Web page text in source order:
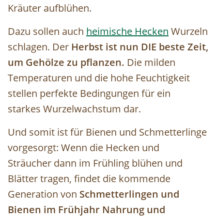
Kräuter aufblühen.
Dazu sollen auch heimische Hecken Wurzeln
schlagen. Der Herbst ist nun DIE beste Zeit,
um Gehölze zu pflanzen. Die milden
Temperaturen und die hohe Feuchtigkeit
stellen perfekte Bedingungen für ein
starkes Wurzelwachstum dar.
Und somit ist für Bienen und Schmetterlinge
vorgesorgt: Wenn die Hecken und
Sträucher dann im Frühling blühen und
Blätter tragen, findet die kommende
Generation von Schmetterlingen und
Bienen im Frühjahr Nahrung und